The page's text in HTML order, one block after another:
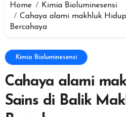
Home
Kimia Bioluminesensi
Cahaya alami makhluk
Bercahaya
Kimia Bioluminesensi
Cahaya alami
Sains di Balik